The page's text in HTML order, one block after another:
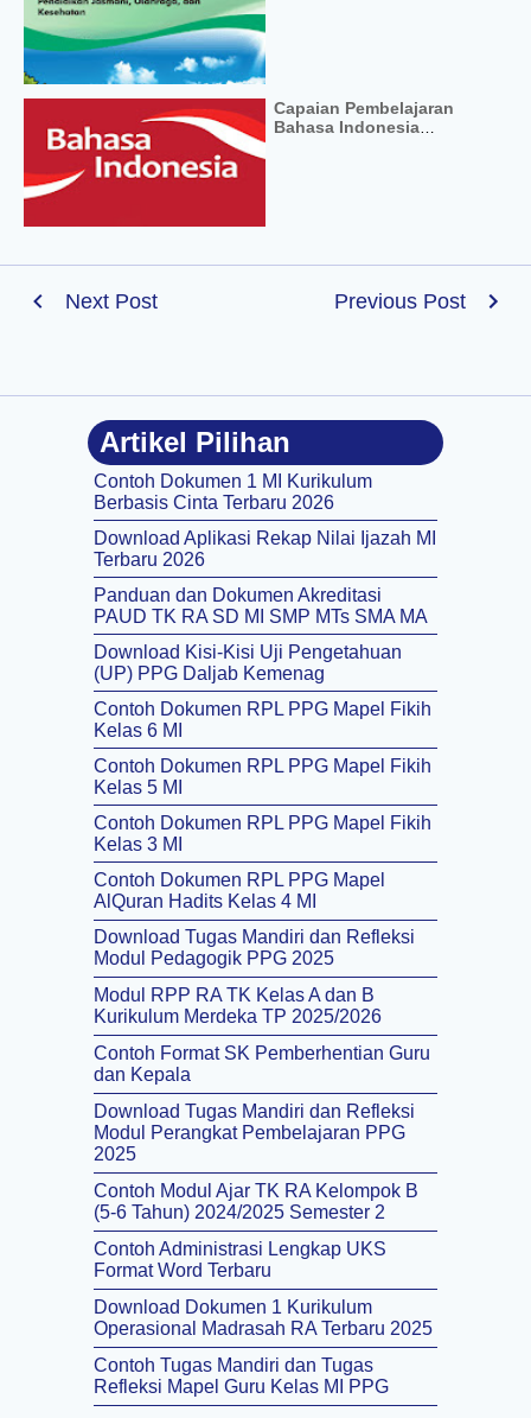
Capaian Pembelajaran
Bahasa Indonesia
Next Post Previous Post
Artikel Pilihan
Contoh Dokumen 1 MI Kurikulum
Berbasis Cinta Terbaru 2026
Download Aplikasi Rekap Nilai Ijazah MI
Terbaru 2026
Panduan dan Dokumen Akreditasi
PAUD TK RA SD MI SMP MTs SMA MA
Download Kisi-Kisi Uji Pengetahuan
(UP) PPG Daljab Kemenag
Contoh Dokumen RPL PPG Mapel Fikih
Kelas 6 MI
Contoh Dokumen RPL PPG Mapel Fikih
Kelas 5 MI
Contoh Dokumen RPL PPG Mapel Fikih
Kelas 3 MI
Contoh Dokumen RPL PPG Mapel
AlQuran Hadits Kelas 4 MI
Download Tugas Mandiri dan Refleksi
Modul Pedagogik PPG 2025
Modul RPP RA TK Kelas A dan B
Kurikulum Merdeka TP 2025/2026
Contoh Format SK Pemberhentian Guru
dan Kepala
Download Tugas Mandiri dan Refleksi
Modul Perangkat Pembelajaran PPG
2025
Contoh Modul Ajar TK RA Kelompok B
(5-6 Tahun) 2024/2025 Semester 2
Contoh Administrasi Lengkap UKS
Format Word Terbaru
Download Dokumen 1 Kurikulum
Operasional Madrasah RA Terbaru 2025
Contoh Tugas Mandiri dan Tugas
Refleksi Mapel Guru Kelas MI PPG